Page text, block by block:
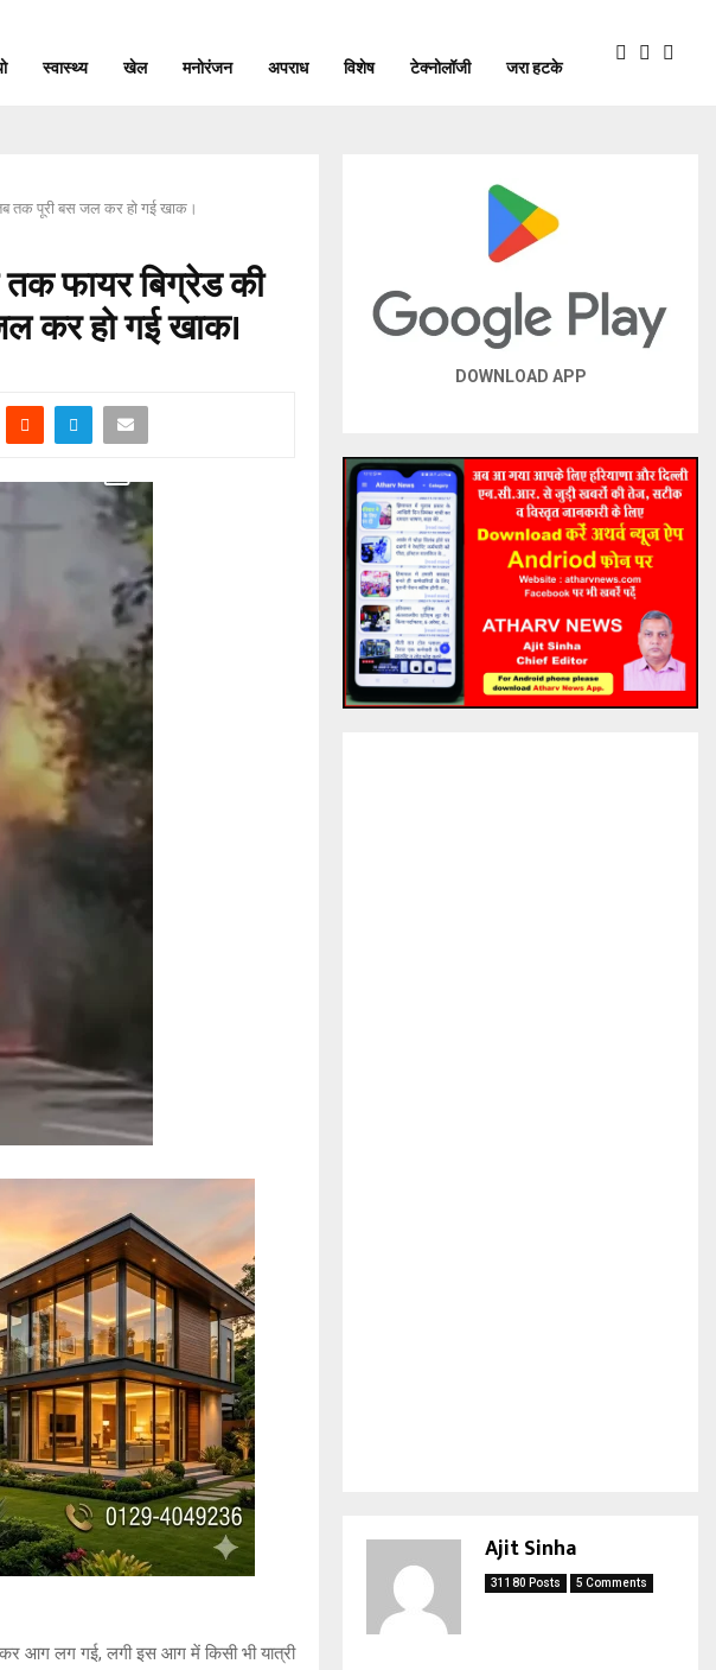
स्वास्थ्य खेल मनोरंजन अपराध विशेष टेक्नोलॉजी जरा हटके
तक पूरी बस जल कर हो गई खाक।
फायर बिग्रेड की
कर हो गई खाक।
आग लग गई, लगी इस आग में किसी भी यात्री
DOWNLOAD APP
Ajit Sinha
31180 Posts 5 Comments